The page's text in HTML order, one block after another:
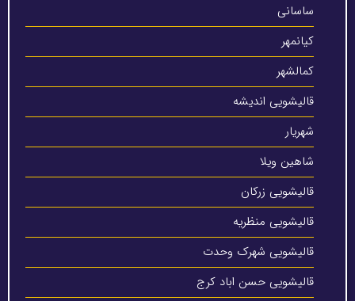
ساسانی
کیانمهر
کمالشهر
قالیشویی اندیشه
شهریار
شاهین ویلا
قالیشویی زرکان
قالیشویی منظریه
قالیشویی شهرک وحدت
قالیشویی حسن اباد کرج